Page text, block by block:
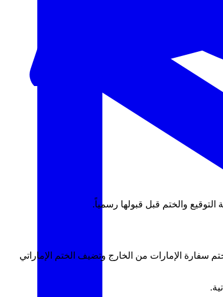
والختم قبل قبولها رسمياً.
سفارة الإمارات من الخارج وتضيف الختم الإماراتي